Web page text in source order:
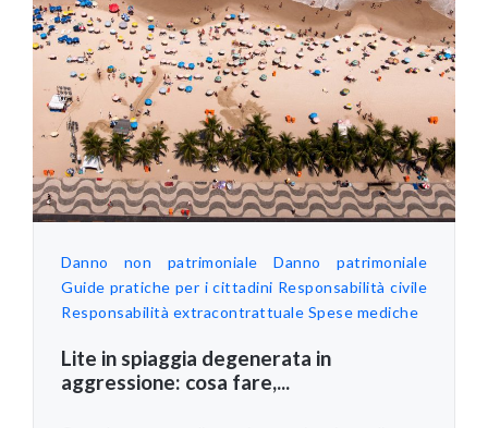
Danno non patrimoniale
Danno patrimoniale
Guide pratiche per i cittadini Responsabilità civile
Responsabilità extracontrattuale Spese mediche
Lite in spiaggia degenerata in
aggressione: cosa fare,...